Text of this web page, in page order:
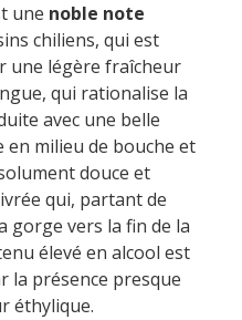
une noble note
chiliens, qui est
une légère fraîcheur
qui rationalise la
avec une belle
milieu de bouche et
douce et
qui, partant de
gorge vers la fin de la
élevé en alcool est
la présence presque
éthylique.